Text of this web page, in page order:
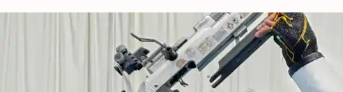
உலகக்கோப்பை துப்பாக்கிச்
வீராங்கனை திலோத்தமா!
Sekar Chinnappan Feb 22, 2023 02:51 pm